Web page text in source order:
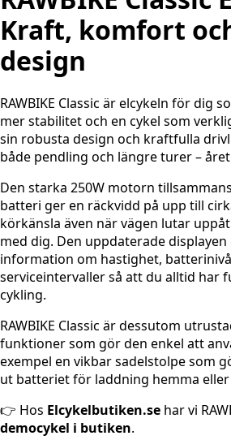
Kraft, komfort
design
RAWBIKE Classic är elcykeln för dig
mer stabilitet och en cykel som
sin robusta design och kraftfulla
både pendling och längre turer –
Den starka 250W motorn
batteri ger en räckvidd på upp till
körkänsla även när vägen lutar
med dig. Den uppdaterade
information om hastighet,
serviceintervaller så att du alltid har
cykling.
RAWBIKE Classic är dessutom
funktioner som gör den enkel att
exempel en vikbar sadelstolpe som
ut batteriet för laddning hemma
👉 Hos Elcykelbutiken.se har vi
democykel i butiken.